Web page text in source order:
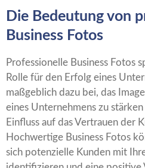
Die Bedeutung von
Business Fotos
Professionelle Business Fotos
Rolle für den Erfolg eines
maßgeblich dazu bei, das
eines Unternehmens zu
Einfluss auf das Vertrauen der
Hochwertige Business Fotos
sich potenzielle Kunden mit